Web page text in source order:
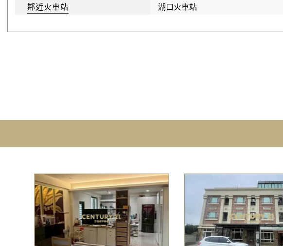
鄰近火車站
湖口火車站